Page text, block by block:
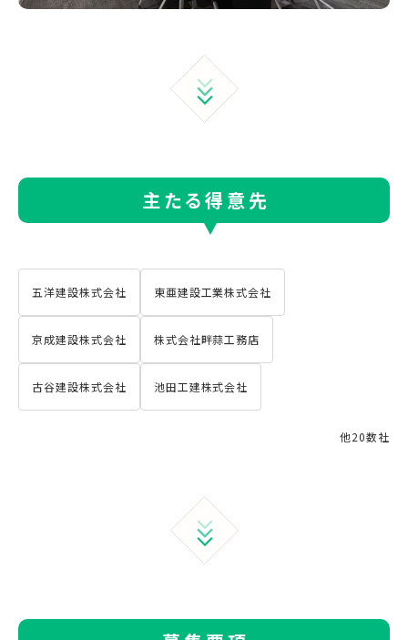
主たる得意先
五洋建設株式会社 東亜建設工業株式会社
京成建設株式会社 株式会社畔蒜工務店
古谷建設株式会社 池田工建株式会社
他20数社